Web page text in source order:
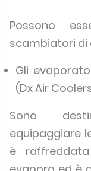
Possono
scambiatori di
Gli
(Dx Air
Sono
equipaggiare
è